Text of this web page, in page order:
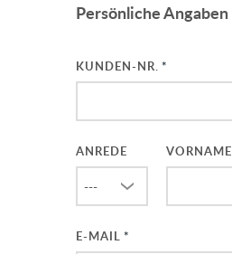
Persönliche Angaben
KUNDEN-NR.
ANREDE VORNAME
E-MAIL